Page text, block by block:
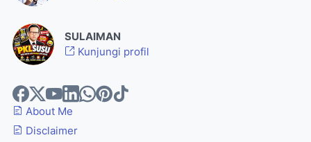
SULAIMAN
Kunjungi profil
About Me
Disclaimer